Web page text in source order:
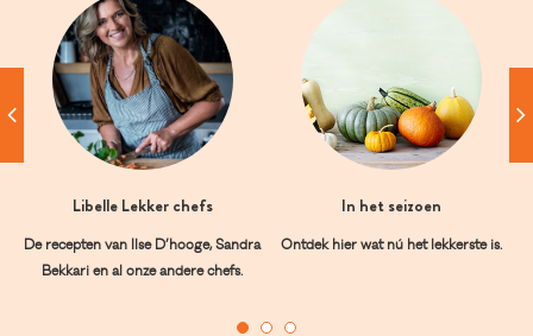
Libelle Lekker chefs
De recepten van Ilse D’hooge, Sandra
Bekkari en al onze andere chefs.
In het seizoen
Ontdek hier wat nú het lekkerste is.